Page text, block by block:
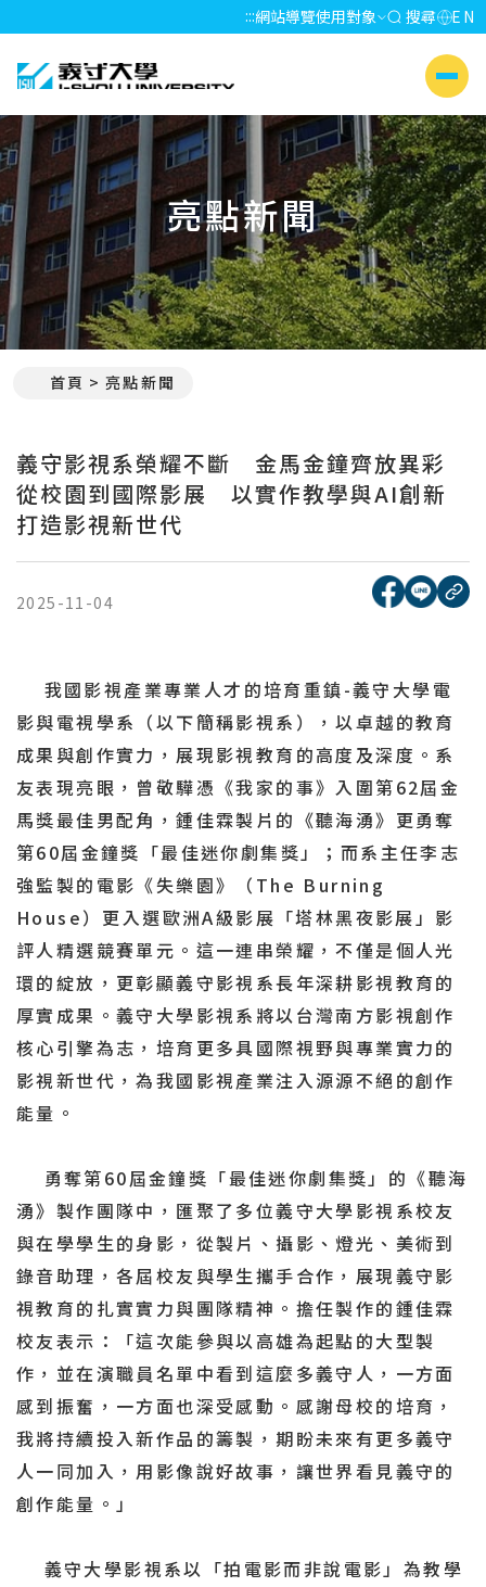
:::網站導覽使用對象 搜尋 EN
義守大學 I-SHOU UNIVERSITY
側選單
亮點新聞
首頁 亮點新聞
義守影視系榮耀不斷 金馬金鐘齊放異彩
從校園到國際影展 以實作教學與AI創新
打造影視新世代
2025-11-04
[另開新
[另開
複
我國影視產業專業人才的培育重鎮-義守大學電
影與電視學系（以下簡稱影視系），以卓越的教育
成果與創作實力，展現影視教育的高度及深度。系
友表現亮眼，曾敬驊憑《我家的事》入圍第62屆金
馬獎最佳男配角，鍾佳霖製片的《聽海湧》更勇奪
第60屆金鐘獎「最佳迷你劇集獎」；而系主任李志
強監製的電影《失樂園》（The Burning
House）更入選歐洲A級影展「塔林黑夜影展」影
評人精選競賽單元。這一連串榮耀，不僅是個人光
環的綻放，更彰顯義守影視系長年深耕影視教育的
厚實成果。義守大學影視系將以台灣南方影視創作
核心引擎為志，培育更多具國際視野與專業實力的
影視新世代，為我國影視產業注入源源不絕的創作
能量。
勇奪第60屆金鐘獎「最佳迷你劇集獎」的《聽海
湧》製作團隊中，匯聚了多位義守大學影視系校友
與在學學生的身影，從製片、攝影、燈光、美術到
錄音助理，各屆校友與學生攜手合作，展現義守影
視教育的扎實實力與團隊精神。擔任製作的鍾佳霖
校友表示：「這次能參與以高雄為起點的大型製
作，並在演職員名單中看到這麼多義守人，一方面
感到振奮，一方面也深受感動。感謝母校的培育，
我將持續投入新作品的籌製，期盼未來有更多義守
人一同加入，用影像說好故事，讓世界看見義守的
創作能量。」
義守大學影視系以「拍電影而非說電影」為教學